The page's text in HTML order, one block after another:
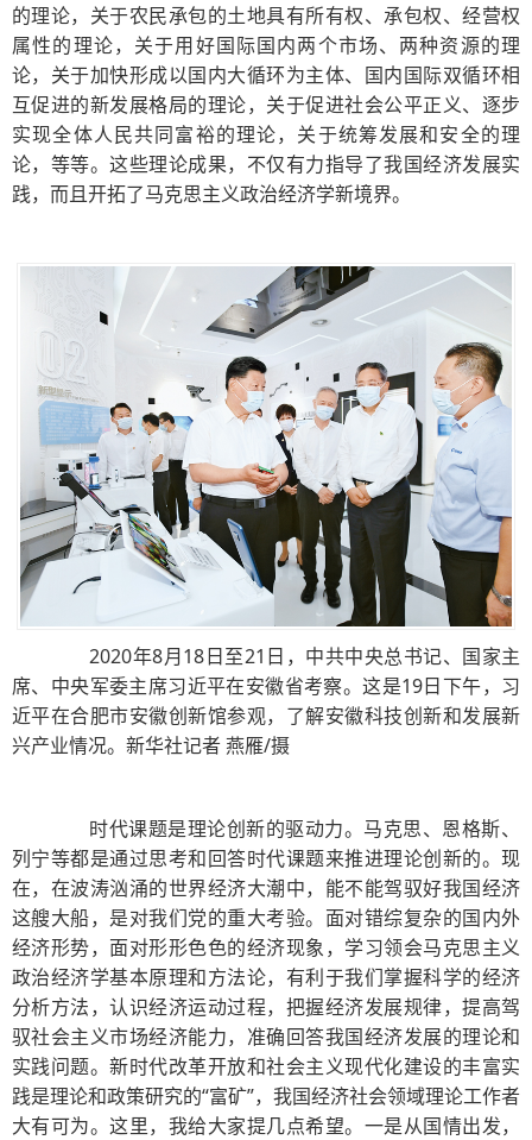
的理论，关于农民承包的土地具有所有权、承包权、经营权
属性的理论，关于用好国际国内两个市场、两种资源的理
论，关于加快形成以国内大循环为主体、国内国际双循环相
互促进的新发展格局的理论，关于促进社会公平正义、逐步
实现全体人民共同富裕的理论，关于统筹发展和安全的理
论，等等。这些理论成果，不仅有力指导了我国经济发展实
践，而且开拓了马克思主义政治经济学新境界。
2020年8月18日至21日，中共中央总书记、国家主
席、中央军委主席习近平在安徽省考察。这是19日下午，习
近平在合肥市安徽创新馆参观，了解安徽科技创新和发展新
兴产业情况。新华社记者 燕雁/摄
时代课题是理论创新的驱动力。马克思、恩格斯、
列宁等都是通过思考和回答时代课题来推进理论创新的。现
在，在波涛汹涌的世界经济大潮中，能不能驾驭好我国经济
这艘大船，是对我们党的重大考验。面对错综复杂的国内外
经济形势，面对形形色色的经济现象，学习领会马克思主义
政治经济学基本原理和方法论，有利于我们掌握科学的经济
分析方法，认识经济运动过程，把握经济发展规律，提高驾
驭社会主义市场经济能力，准确回答我国经济发展的理论和
实践问题。新时代改革开放和社会主义现代化建设的丰富实
践是理论和政策研究的“富矿”，我国经济社会领域理论工作者
大有可为。这里，我给大家提几点希望。一是从国情出发，